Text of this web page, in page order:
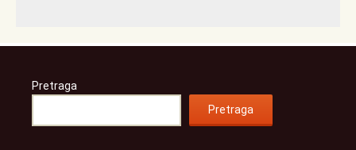
Pretraga
Pretraga